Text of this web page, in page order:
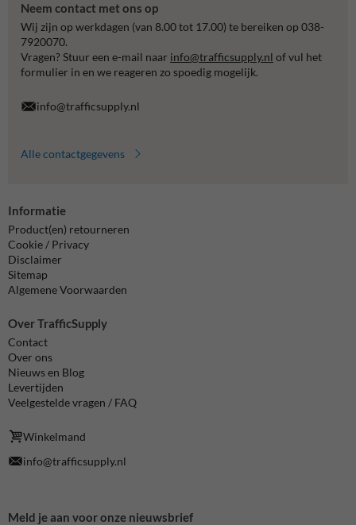
Neem contact met ons op
Wij zijn op werkdagen (van 8.00 tot 17.00) te bereiken op 038-
7920070.
Vragen? Stuur een e-mail naar info@trafficsupply.nl of vul het
formulier in en we reageren zo spoedig mogelijk.
info@trafficsupply.nl
Alle contactgegevens
Informatie
Product(en) retourneren
Cookie / Privacy
Disclaimer
Sitemap
Algemene Voorwaarden
Over TrafficSupply
Contact
Over ons
Nieuws en Blog
Levertijden
Veelgestelde vragen / FAQ
Winkelmand
info@trafficsupply.nl
Meld je aan voor onze nieuwsbrief